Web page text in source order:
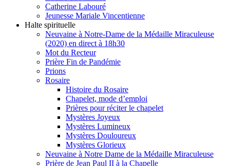
Catherine Labouré
Jeunesse Mariale Vincentienne
Halte spirituelle
Neuvaine à Notre-Dame de la Médaille Miraculeuse
(2020) en direct à 18h30
Mot du Recteur
Prière Fin de Pandémie
Prions
Rosaire
Histoire du Rosaire
Chapelet, mode d’emploi
Prières pour réciter le chapelet
Mystères Joyeux
Mystères Lumineux
Mystères Douloureux
Mystères Glorieux
Neuvaine à Notre Dame de la Médaille Miraculeuse
Prière de Jean Paul II à la Chapelle